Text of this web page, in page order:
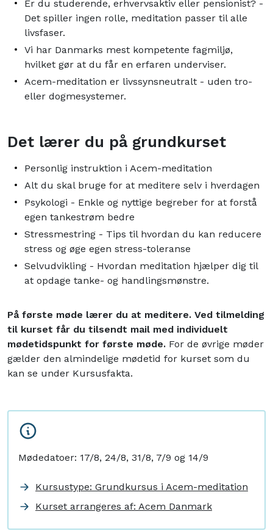
Er du studerende, erhvervsaktiv eller pensionist? -
Det spiller ingen rolle, meditation passer til alle
livsfaser.
Vi har Danmarks mest kompetente fagmiljø,
hvilket gør at du får en erfaren underviser.
Acem-meditation er livssynsneutralt - uden tro-
eller dogmesystemer.
Det lærer du på grundkurset
Personlig instruktion i Acem-meditation
Alt du skal bruge for at meditere selv i hverdagen
Psykologi - Enkle og nyttige begreber for at forstå
egen tankestrøm bedre
Stressmestring - Tips til hvordan du kan reducere
stress og øge egen stress-toleranse
Selvudvikling - Hvordan meditation hjælper dig til
at opdage tanke- og handlingsmønstre.
På første møde lærer du at meditere. Ved tilmelding
til kurset får du tilsendt mail med individuelt
mødetidspunkt for første møde. For de øvrige møder
gælder den almindelige mødetid for kurset som du
kan se under Kursusfakta.
Mødedatoer: 17/8, 24/8, 31/8, 7/9 og 14/9
Kursustype: Grundkursus i Acem-meditation
Kurset arrangeres af: Acem Danmark